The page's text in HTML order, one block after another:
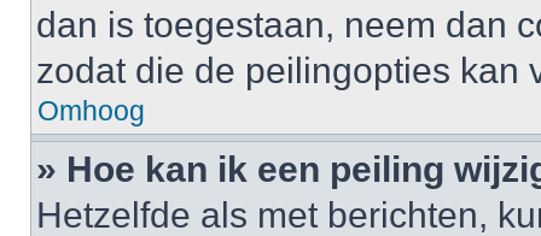
dan is toegestaan, neem dan
zodat die de peilingopties kan
Omhoog
» Hoe kan ik een peiling
Hetzelfde als met berichten,